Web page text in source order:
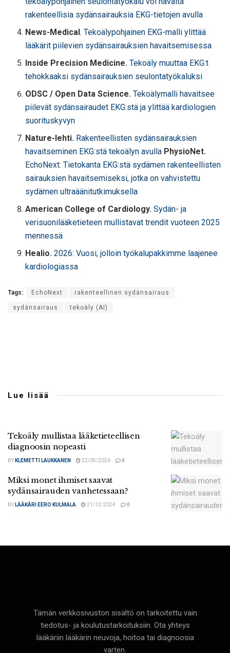
rakenteellisia sydänsairauksia EKG-tietojen avulla
News-Medical.Tekoälypohjainen EKG-malli ylittää
lääkärit piilevien sydänsairauksien havaitsemisessa
Inside Precision Medicine. Tekoäly muuttaa EKG:t
tehokkaaksi sydänsairauksien seulontatyökaluksi
ODSC / Open Data Science. Tekoälymalli havaitsee
piilevät sydänsairaudet EKG:stä ja ylittää kardiologien
suorituskyvyn
Nature-lehti. Rakenteellisten sydänsairauksien
havaitseminen EKG:stä tekoälyn avulla PhysioNet.
EchoNext: Tietokanta EKG:stä sydämen rakenteellisten
sairauksien havaitsemiseksi, jotka on vahvistettu
sydämen ultraäänitutkimuksella
American College of Cardiology. Sydän- ja
verisuonilääketieteen mullistavat trendit vuoteen 2025
mennessä
Healio. 2026: Vuosi, jolloin työkalupakkimme laajenee
kardiologiassa
Tags: EchoNext rakenteellinen sydänsairaus
sydänsairaus tekoäly (AI)
Lue lisää
Tekoäly mullistaa lääketieteellisen
diagnoosin nopeasti
BY KLEMETTI LAUKKANEN 22/05/2026 0
Miksi monet ihmiset saavat
sydänsairauden vanhetessaan?
BY LÄÄKÄRI EERO KULMALA 21/12/2024 0
Tämän verkkosivuston sisältö on tarkoitettu vain
tiedotus- ja koulutustarkoituksiin. Ota yhteys
lääkäriin lääkärin neuvoja, hoitoa tai diagnoosia
varten.